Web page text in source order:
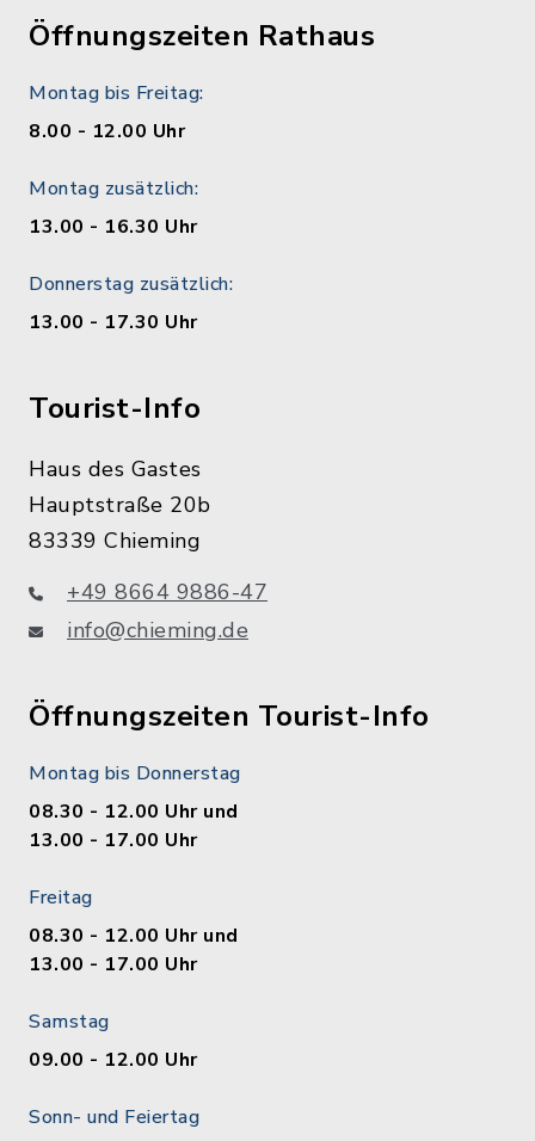
Öffnungszeiten Rathaus
Montag bis Freitag:
8.00 - 12.00 Uhr
Montag zusätzlich:
13.00 - 16.30 Uhr
Donnerstag zusätzlich:
13.00 - 17.30 Uhr
Tourist-Info
Haus des Gastes
Hauptstraße 20b
83339 Chieming
+49 8664 9886-47
info@chieming.de
Öffnungszeiten Tourist-Info
Montag bis Donnerstag
08.30 - 12.00 Uhr und
13.00 - 17.00 Uhr
Freitag
08.30 - 12.00 Uhr und
13.00 - 17.00 Uhr
Samstag
09.00 - 12.00 Uhr
Sonn- und Feiertag